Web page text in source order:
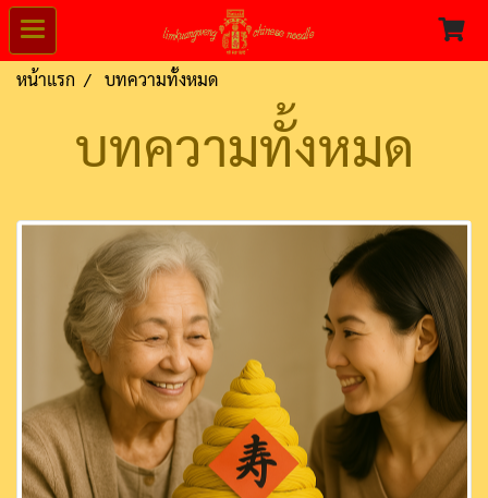
หน้าแรก บทความทั้งหมด
บทความทั้งหมด